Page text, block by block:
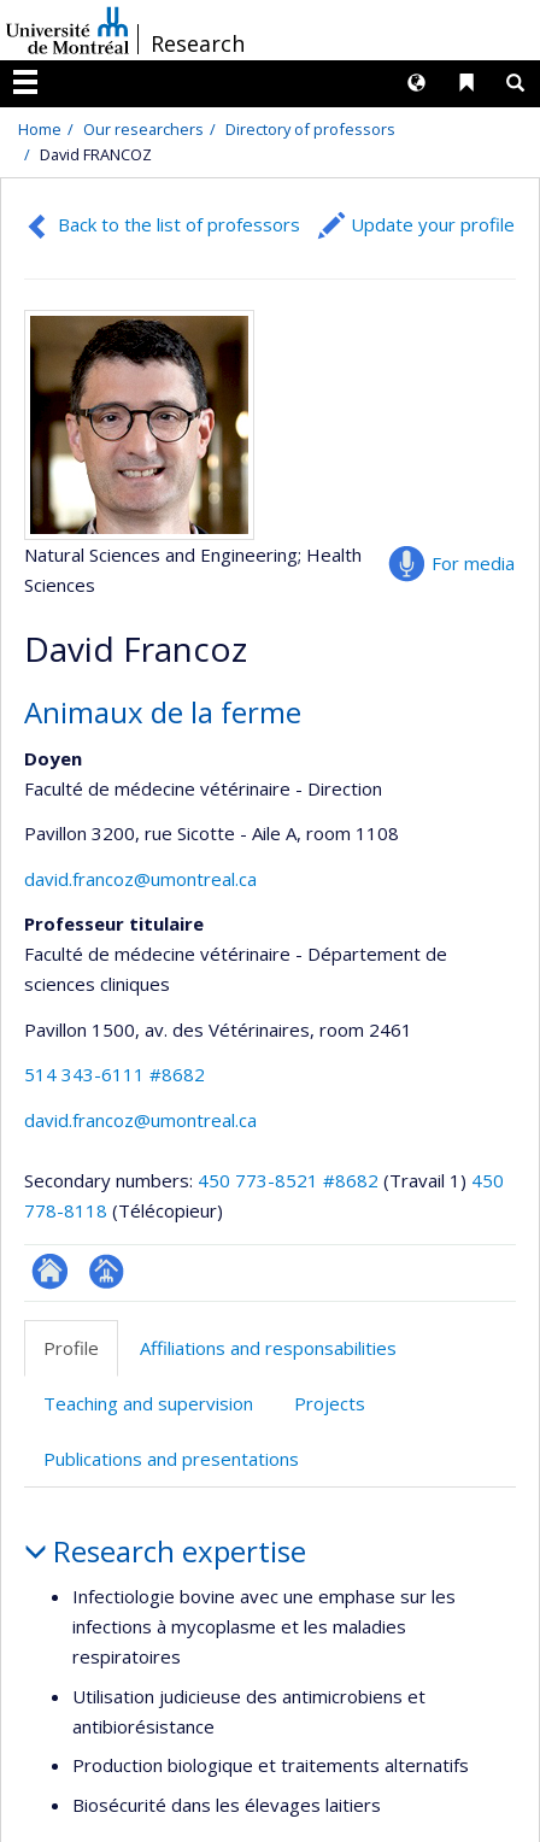
au
contenu
/Research
Menu
Liens
Langues
Home Our researchers
Directory of professors
David FRANCOZ
Back to the list of professors Update your profile
For media
Natural Sciences and Engineering; Health
Sciences
David Francoz
Animaux de la ferme
Doyen
Faculté de médecine vétérinaire - Direction
Pavillon 3200, rue Sicotte - Aile A, room 1108
david.francoz@umontreal.ca
Professeur titulaire
Faculté de médecine vétérinaire - Département de
sciences cliniques
Pavillon 1500, av. des Vétérinaires, room 2461
514 343-6111 #8682
david.francoz@umontreal.ca
Secondary numbers: 450 773-8521 #8682 (Travail 1) 450
778-8118 (Télécopieur)
ResearchGate
Page
(faculté,département,école)
Profile Affiliations and responsabilities
Teaching and supervision Projects
Publications and presentations
Research expertise
Infectiologie bovine avec une emphase sur les
infections à mycoplasme et les maladies
respiratoires
Utilisation judicieuse des antimicrobiens et
antibiorésistance
Production biologique et traitements alternatifs
Biosécurité dans les élevages laitiers